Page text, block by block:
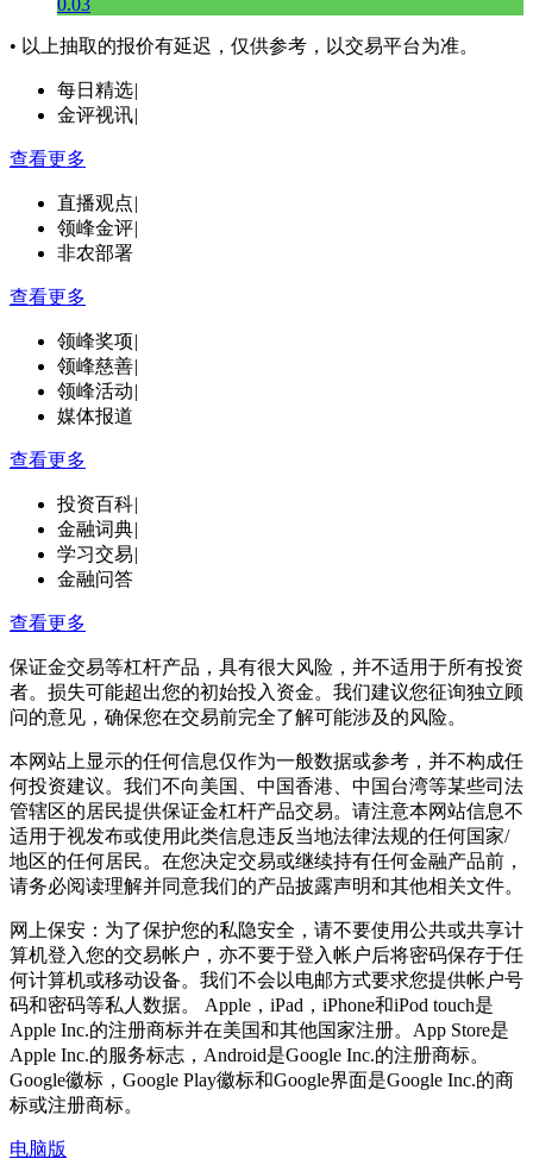
0.03
• 以上抽取的报价有延迟，仅供参考，以交易平台为准。
每日精选|
金评视讯|
查看更多
直播观点|
领峰金评|
非农部署
查看更多
领峰奖项|
领峰慈善|
领峰活动|
媒体报道
查看更多
投资百科|
金融词典|
学习交易|
金融问答
查看更多
保证金交易等杠杆产品，具有很大风险，并不适用于所有投资
者。损失可能超出您的初始投入资金。我们建议您征询独立顾
问的意见，确保您在交易前完全了解可能涉及的风险。
本网站上显示的任何信息仅作为一般数据或参考，并不构成任
何投资建议。我们不向美国、中国香港、中国台湾等某些司法
管辖区的居民提供保证金杠杆产品交易。请注意本网站信息不
适用于视发布或使用此类信息违反当地法律法规的任何国家/
地区的任何居民。在您决定交易或继续持有任何金融产品前，
请务必阅读理解并同意我们的产品披露声明和其他相关文件。
网上保安：为了保护您的私隐安全，请不要使用公共或共享计
算机登入您的交易帐户，亦不要于登入帐户后将密码保存于任
何计算机或移动设备。我们不会以电邮方式要求您提供帐户号
码和密码等私人数据。 Apple，iPad，iPhone和iPod touch是
Apple Inc.的注册商标并在美国和其他国家注册。App Store是
Apple Inc.的服务标志，Android是Google Inc.的注册商标。
Google徽标，Google Play徽标和Google界面是Google Inc.的商
标或注册商标。
电脑版